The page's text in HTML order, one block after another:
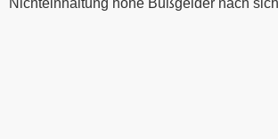
Nichteinhaltung hohe Bußgelder nach